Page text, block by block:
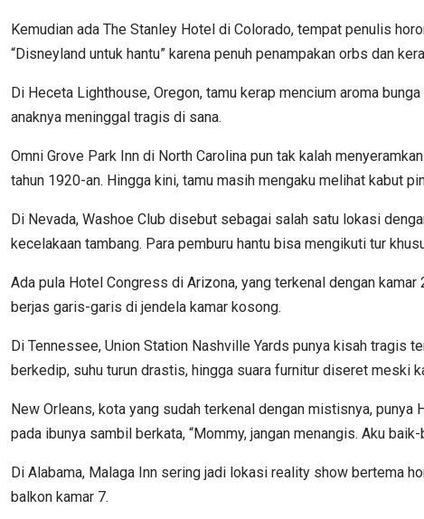
Kemudian ada The Stanley Hotel di Colorado, tempat penulis
“Disneyland untuk hantu” karena penuh penampakan orbs dan
Di Heceta Lighthouse, Oregon, tamu kerap mencium aroma
anaknya meninggal tragis di sana.
Omni Grove Park Inn di North Carolina pun tak kalah
tahun 1920-an. Hingga kini, tamu masih mengaku melihat kabut
Di Nevada, Washoe Club disebut sebagai salah satu lokasi
kecelakaan tambang. Para pemburu hantu bisa mengikuti tur
Ada pula Hotel Congress di Arizona, yang terkenal dengan
berjas garis-garis di jendela kamar kosong.
Di Tennessee, Union Station Nashville Yards punya kisah tragis
berkedip, suhu turun drastis, hingga suara furnitur diseret meski
New Orleans, kota yang sudah terkenal dengan mistisnya,
pada ibunya sambil berkata, “Mommy, jangan menangis. Aku
Di Alabama, Malaga Inn sering jadi lokasi reality show bertema
balkon kamar 7.